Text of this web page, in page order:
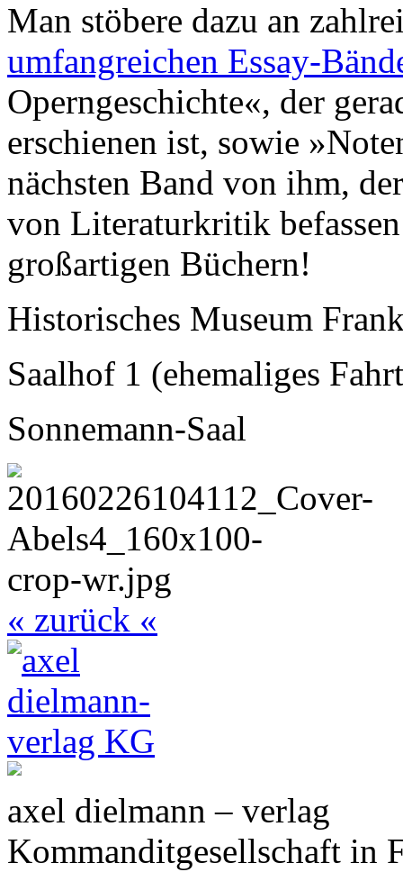
Man stöbere dazu an
umfangreichen Essay-
Operngeschichte«, der
erschienen ist, sowie
nächsten Band von ihm,
von Literaturkritik
großartigen Büchern!
Historisches Museum
Saalhof 1 (ehemaliges
Sonnemann-Saal
« zurück «
axel dielmann – verlag
Kommanditgesellschaft in